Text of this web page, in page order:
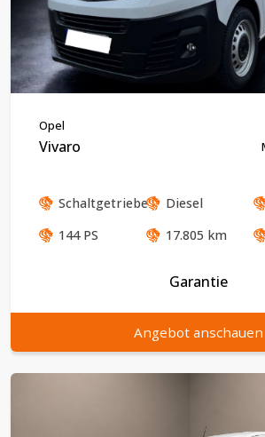
Opel
Vivaro
Schaltgetriebe Diesel
144PS 17.805 km
Garantie
Angebot anschauen